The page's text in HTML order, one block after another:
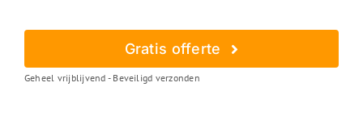
Gratis offerte
Geheel vrijblijvend - Beveiligd verzonden